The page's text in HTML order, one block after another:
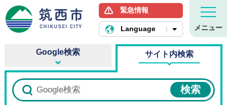
筑西市ホームページ
緊急情報
Language メニュー
Google検索 サイト内検索